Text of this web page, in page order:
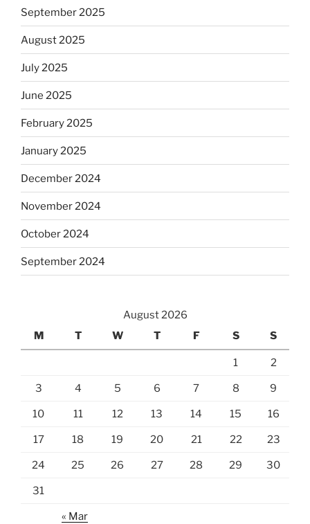
September 2025
August 2025
July 2025
June 2025
February 2025
January 2025
December 2024
November 2024
October 2024
September 2024
August 2026
M
T W T F S S
1 2
3 4 5 6 7 8 9
10 11 12 13 14 15 16
17 18 19 20 21 22 23
24 25 26 27 28 29 30
31
« Mar